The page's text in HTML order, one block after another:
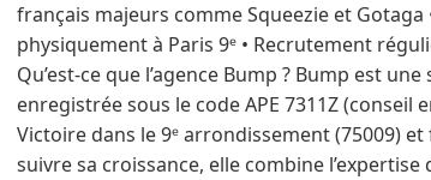
français majeurs comme Squeezie et
physiquement à Paris 9ᵉ • Recrutement
Qu’est-ce que l’agence Bump ? Bump est
enregistrée sous le code APE 7311Z
Victoire dans le 9ᵉ arrondissement (75009)
suivre sa croissance, elle combine